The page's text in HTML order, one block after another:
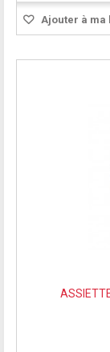
Ajouter à ma